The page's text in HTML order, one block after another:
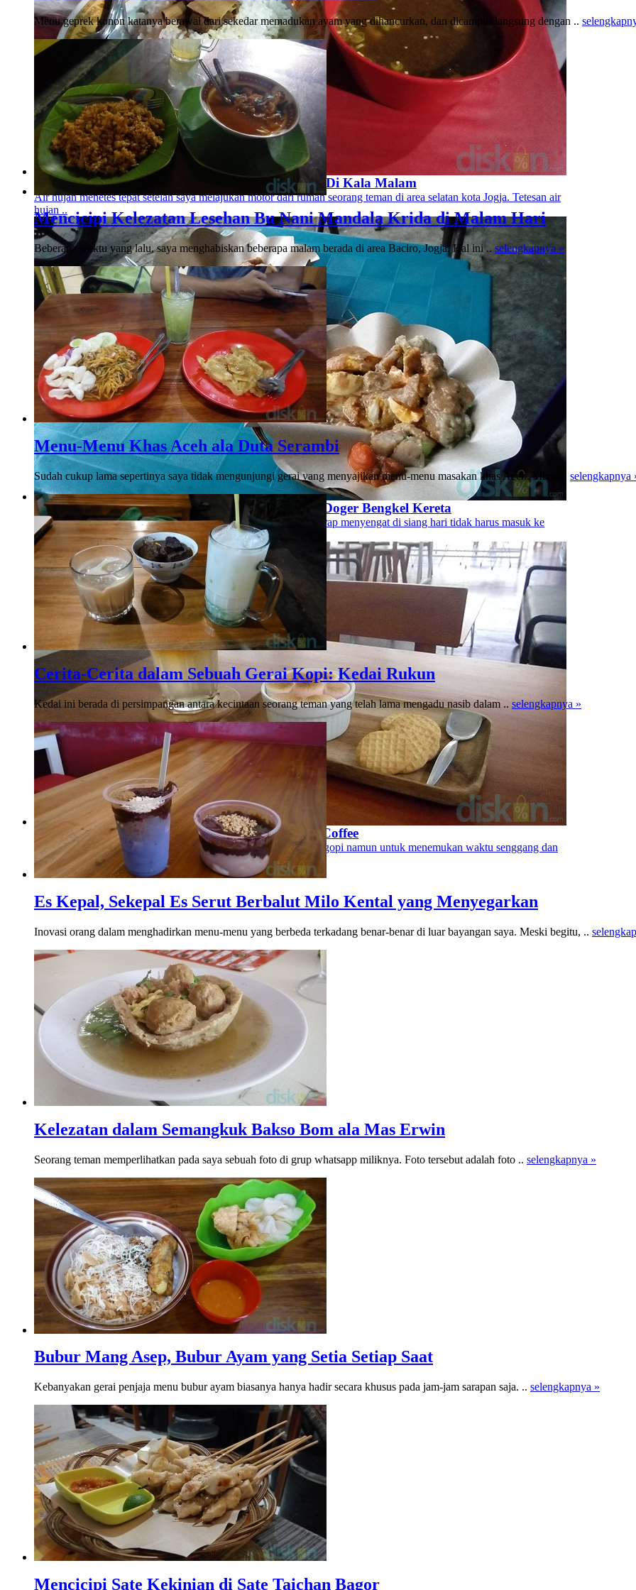
Rica Enthok Gading, Rica yang Menghangatkan Di Kala Malam
Air hujan menetes tepat setelah saya melajukan motor dari rumah seorang teman di area selatan kota Jogja. Tetesan air
hujan ..
Berteduh dari Panasnya Jogja d Batagor dan Es Doger Bengkel Kereta
Mencari keteduhan dan kesegaran di tengah cuaca Jogja yang kerap menyengat di siang hari tidak harus masuk ke
dalam bangunan ..
Menikmati Pagi dengan Ngopi Pagi di Maraville Coffee
Salah satu aktivitas yang selalu identik dengan pagi hari adalah ngopi namun untuk menemukan waktu senggang dan
bisa ngopi pagi ..
Menu geprek konon katanya berawal dari sekedar memadukan ayam yang dihancurkan, dan dicampur langsung dengan ..
Mencicipi Kelezatan Lesehan Bu Nani Mandala Krida di Malam Hari
Beberapa waktu yang lalu, saya menghabiskan beberapa malam berada di area Baciro, Jogja. Hal ini .. selengkapnya »
Menu-Menu Khas Aceh ala Duta Serambi
Sudah cukup lama sepertinya saya tidak mengunjungi gerai yang menyajikan menu-menu masakan khas Aceh. Menu .. selengkapnya
Cerita-Cerita dalam Sebuah Gerai Kopi: Kedai Rukun
Kedai ini berada di persimpangan antara kecintaan seorang teman yang telah lama mengadu nasib dalam .. selengkapnya »
Es Kepal, Sekepal Es Serut Berbalut Milo Kental yang Menyegarkan
Inovasi orang dalam menghadirkan menu-menu yang berbeda terkadang benar-benar di luar bayangan saya. Meski begitu, ..
Kelezatan dalam Semangkuk Bakso Bom ala Mas Erwin
Seorang teman memperlihatkan pada saya sebuah foto di grup whatsapp miliknya. Foto tersebut adalah foto .. selengkapnya »
Bubur Mang Asep, Bubur Ayam yang Setia Setiap Saat
Kebanyakan gerai penjaja menu bubur ayam biasanya hanya hadir secara khusus pada jam-jam sarapan saja. .. selengkapnya »
Mencicipi Sate Kekinian di Sate Taichan Bagor